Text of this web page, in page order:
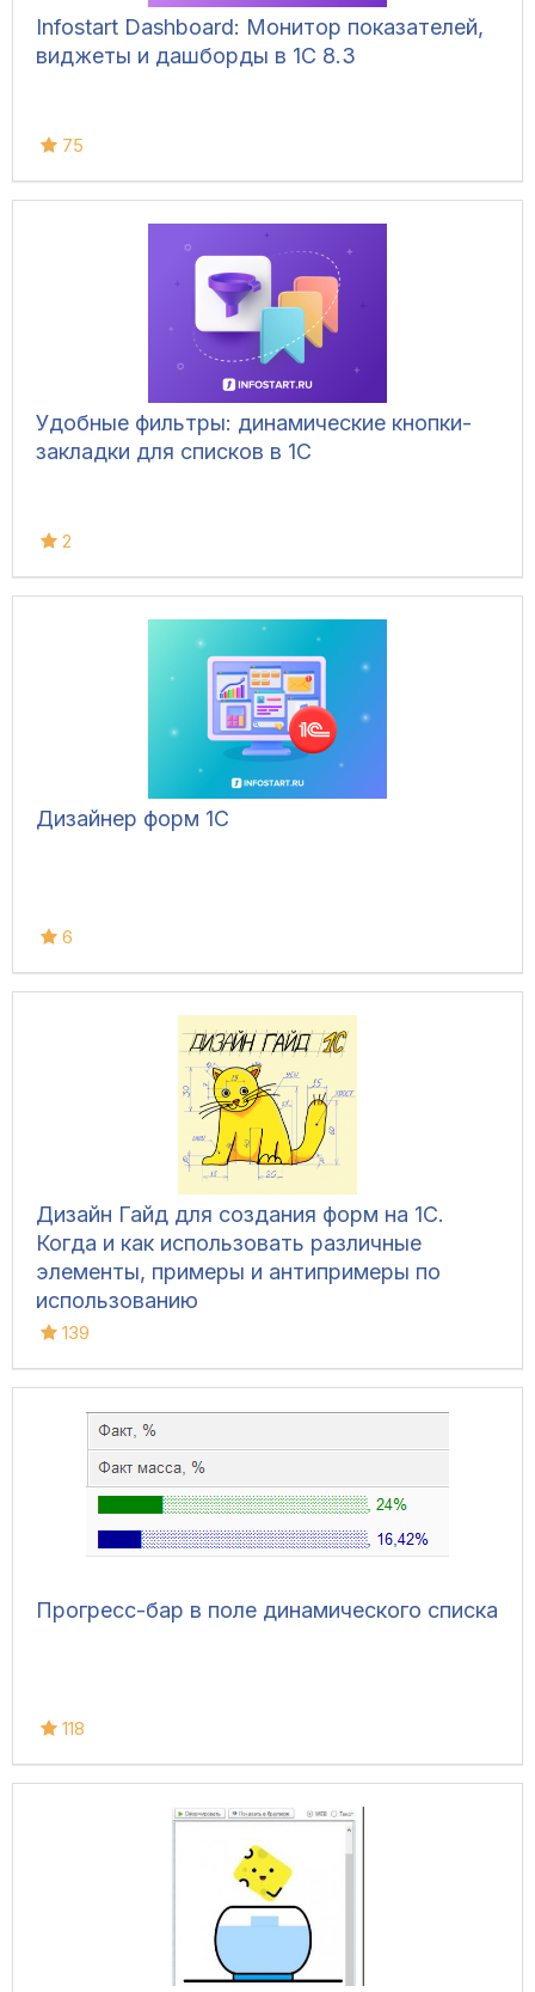
Infostart Dashboard: Монитор показателей,
виджеты и дашборды в 1С 8.3
75
Удобные фильтры: динамические кнопки-
закладки для списков в 1С
2
Дизайнер форм 1С
6
Дизайн Гайд для создания форм на 1С.
Когда и как использовать различные
элементы, примеры и антипримеры по
использованию
139
Прогресс-бар в поле динамического списка
118